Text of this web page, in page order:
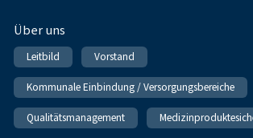
Über uns
Leitbild Vorstand
Kommunale Einbindung / Versorgungsbereiche
Qualitätsmanagement